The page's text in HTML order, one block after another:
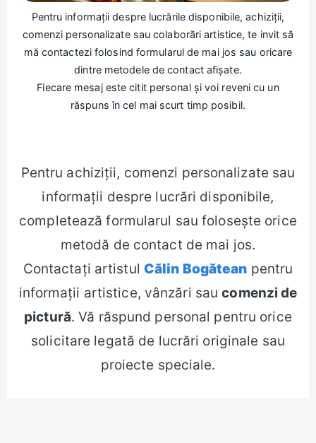
Pentru informații despre lucrările disponibile, achiziții,
comenzi personalizate sau colaborări artistice, te invit să
mă contactezi folosind formularul de mai jos sau oricare
dintre metodele de contact afișate.
Fiecare mesaj este citit personal și voi reveni cu un
răspuns în cel mai scurt timp posibil.
Pentru achiziții, comenzi personalizate sau
informații despre lucrări disponibile,
completează formularul sau folosește orice
metodă de contact de mai jos.
Contactați artistul Călin Bogătean pentru
informații artistice, vânzări saucomenzi de
pictură. Vă răspund personal pentru orice
solicitare legată de lucrări originale sau
proiecte speciale.